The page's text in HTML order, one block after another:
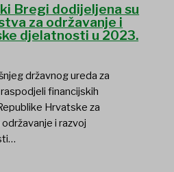
Bregi dodijeljena su
za održavanje i
djelatnosti u 2023.
državnog ureda za
financijskih
Hrvatske za
i razvoj